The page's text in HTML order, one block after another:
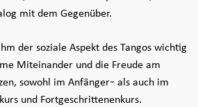
mit dem Gegenüber.
der soziale Aspekt des Tangos wichtig
Miteinander und die Freude am
sowohl im Anfänger- als auch im
und Fortgeschrittenenkurs.